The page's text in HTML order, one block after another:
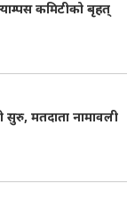
कमिटीको बृहत्
सुरु, मतदाता नामावली